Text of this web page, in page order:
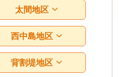
太間地区
西中島地区
背割堤地区